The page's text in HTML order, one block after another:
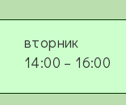
вторник
14:00 – 16:00